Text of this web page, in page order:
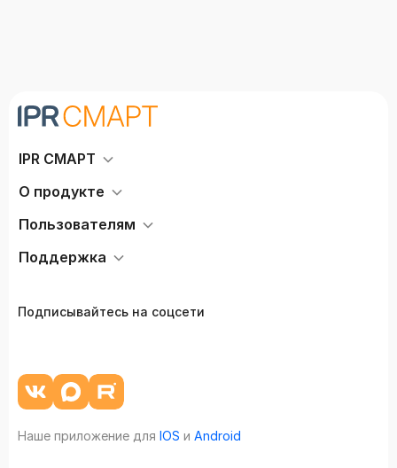
IPR СМАРТ
О продукте
Пользователям
Поддержка
Подписывайтесь на соцсети
Наше приложение для IOS и Android